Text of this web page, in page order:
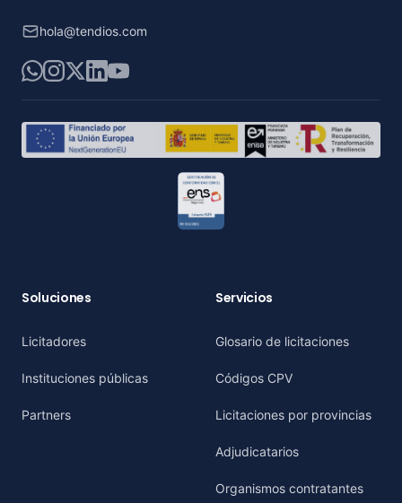
hola@tendios.com
WhatsApp
Instagram
X LinkedIn
YouTube
Soluciones
Licitadores
Instituciones públicas
Partners
Servicios
Glosario de licitaciones
Códigos CPV
Licitaciones por provincias
Adjudicatarios
Organismos contratantes